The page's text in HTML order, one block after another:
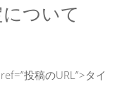
ついて
投稿のURL”>タイ